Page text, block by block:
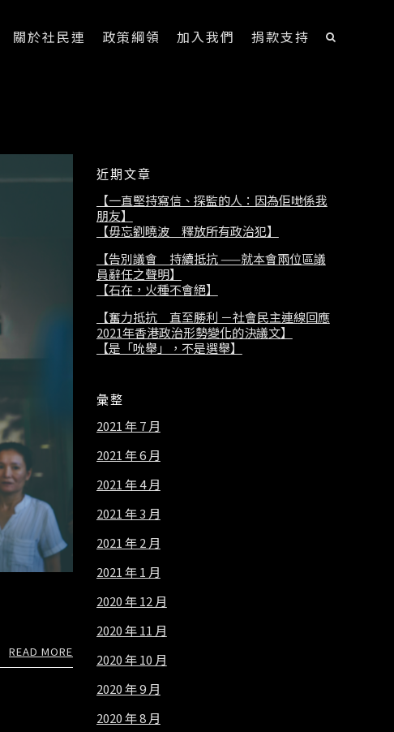
關於社民連 政策綱領 加入我們 捐款支持
READ MORE
近期文章
【一直堅持寫信、探監的人：因為佢哋係我
朋友】
【毋忘劉曉波 釋放所有政治犯】
【告別議會 持續抵抗 ——就本會兩位區議
員辭任之聲明】
【石在，火種不會絕】
【奮力抵抗 直至勝利 －社會民主連線回應
2021年香港政治形勢變化的決議文】
【是「吮舉」，不是選舉】
彙整
2021 年 7 月
2021 年 6 月
2021 年 4 月
2021 年 3 月
2021 年 2 月
2021 年 1 月
2020 年 12 月
2020 年 11 月
2020 年 10 月
2020 年 9 月
2020 年 8 月